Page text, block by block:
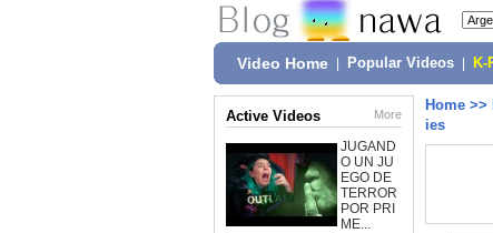
Video Home Popular Videos K-
Active Videos More
JUGAND
O UN JU
EGO DE
TERROR
POR PRI
ME...
Home >>
ies